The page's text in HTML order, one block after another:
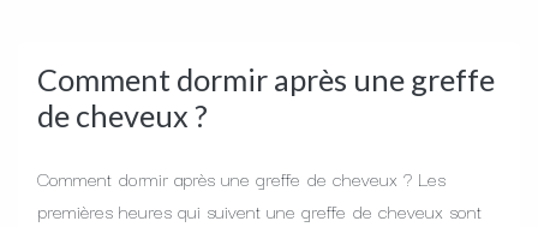
Comment dormir après une greffe
de cheveux ?
Comment dormir après une greffe de cheveux ? Les
premières heures qui suivent une greffe de cheveux sont